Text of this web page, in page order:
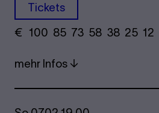
Tickets
€
100 85 73​ 58 38 25​ 12
mehr Infos